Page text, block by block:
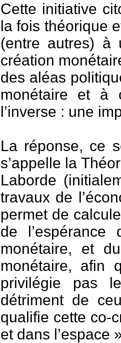
Cette initiative
la fois théorique
(entre autres) à
création
des aléas
monétaire et à
l’inverse : une
La réponse, ce
s’appelle la
Laborde
travaux de
permet de
de
monétaire, et
monétaire, afin
privilégie pas
détriment de
qualifie cette co-
et dans l’espace